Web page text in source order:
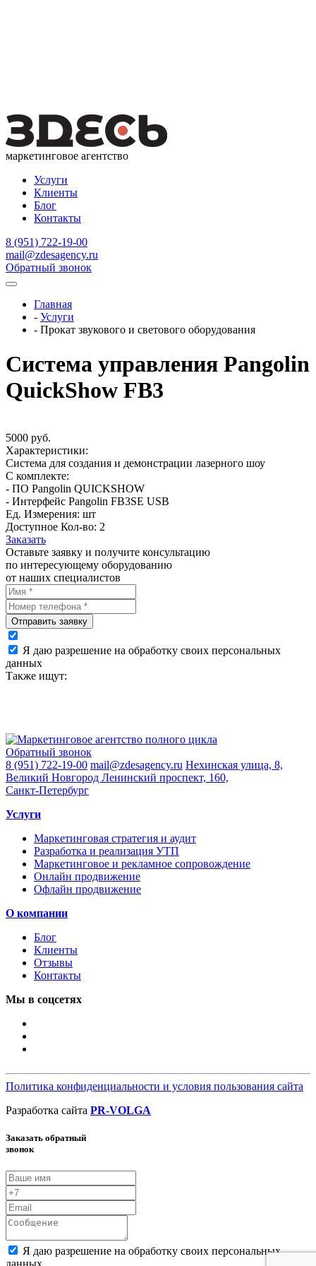
маркетинговое агентство
Услуги
Клиенты
Блог
Контакты
8 (951) 722-19-00
mail@zdesagency.ru
Обратный звонок
Главная
- Услуги
- Прокат звукового и светового оборудования
Система управления Pangolin
QuickShow FB3
5000 руб.
Характеристики:
Система для создания и демонстрации лазерного шоу
С комплекте:
- ПО Pangolin QUICKSHOW
- Интерфейс Pangolin FB3SE USB
Ед. Измерения: шт
Доступное Кол-во: 2
Заказать
Оставьте заявку и получите консультацию
по интересующему оборудованию
от наших специалистов
Отправить заявку
Я даю разрешение на обработку своих персональных
данных
Также ищут:
Обратный звонок
8 (951) 722-19-00 mail@zdesagency.ru Нехинская улица, 8,
Великий Новгород Ленинский проспект, 160,
Санкт-Петербург
Услуги
Маркетинговая стратегия и аудит
Разработка и реализация УТП
Маркетинговое и рекламное сопровождение
Онлайн продвижение
Офлайн продвижение
О компании
Блог
Клиенты
Отзывы
Контакты
Мы в соцсетях
Политика конфиденциальности и условия пользования сайта
Разработка сайта PR-VOLGA
Заказать обратный
звонок
Я даю разрешение на обработку своих персональных